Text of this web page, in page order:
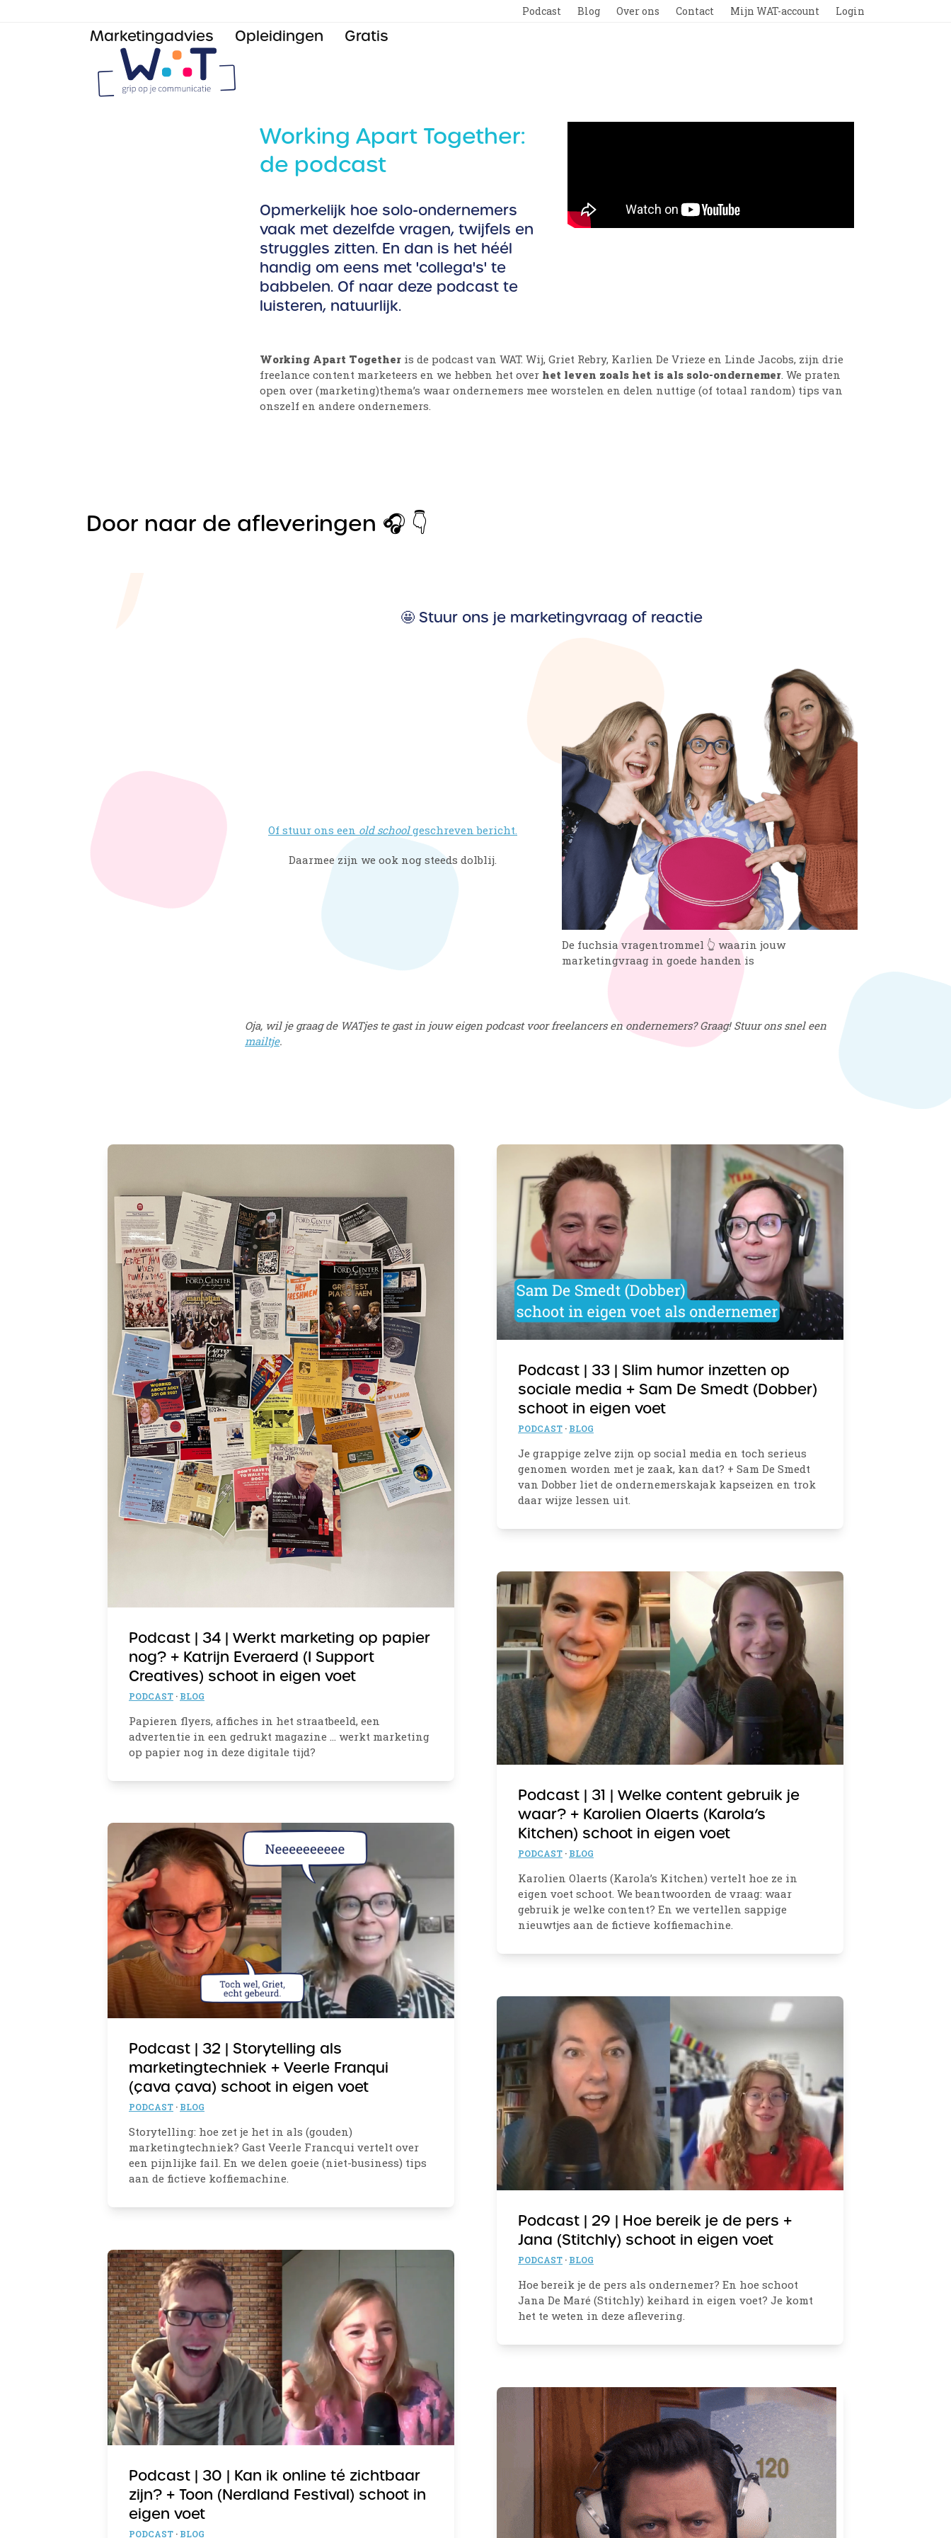
Podcast Blog Over ons Contact Mijn WAT-account Login
Marketingadvies Opleidingen Gratis
Working Apart Together:
de podcast
Opmerkelijk hoe solo-ondernemers
vaak met dezelfde vragen, twijfels en
struggles zitten. En dan is het héél
handig om eens met 'collega's' te
babbelen. Of naar deze podcast te
luisteren, natuurlijk.
Working Apart Together is de podcast van WAT. Wij, Griet Rebry, Karlien De Vrieze en Linde Jacobs, zijn drie
freelance content marketeers en we hebben het over het leven zoals het is als solo-ondernemer. We praten
open over (marketing)thema’s waar ondernemers mee worstelen en delen nuttige (of totaal random) tips van
onszelf en andere ondernemers.
Door naar de afleveringen 🎧 👇
🤩 Stuur ons je marketingvraag of reactie
Of stuur ons een old schoolgeschreven bericht.
Daarmee zijn we ook nog steeds dolblij.
De fuchsia vragentrommel 👆 waarin jouw
marketingvraag in goede handen is
Oja, wil je graag de WATjes te gast in jouw eigen podcast voor freelancers en ondernemers? Graag! Stuur ons snel een
mailtje.
Podcast | 34 | Werkt marketing op papier
nog? + Katrijn Everaerd (I Support
Creatives) schoot in eigen voet
PODCAST · BLOG
Papieren flyers, affiches in het straatbeeld, een
advertentie in een gedrukt magazine … werkt marketing
op papier nog in deze digitale tijd?
Podcast | 33 | Slim humor inzetten op
sociale media + Sam De Smedt (Dobber)
schoot in eigen voet
PODCAST · BLOG
Je grappige zelve zijn op social media en toch serieus
genomen worden met je zaak, kan dat? + Sam De Smedt
van Dobber liet de ondernemerskajak kapseizen en trok
daar wijze lessen uit.
Podcast | 32 | Storytelling als
marketingtechniek + Veerle Franqui
(çava çava) schoot in eigen voet
PODCAST · BLOG
Storytelling: hoe zet je het in als (gouden)
marketingtechniek? Gast Veerle Francqui vertelt over
een pijnlijke fail. En we delen goeie (niet-business) tips
aan de fictieve koffiemachine.
Podcast | 31 | Welke content gebruik je
waar? + Karolien Olaerts (Karola’s
Kitchen) schoot in eigen voet
PODCAST · BLOG
Karolien Olaerts (Karola’s Kitchen) vertelt hoe ze in
eigen voet schoot. We beantwoorden de vraag: waar
gebruik je welke content? En we vertellen sappige
nieuwtjes aan de fictieve koffiemachine.
Podcast | 30 | Kan ik online té zichtbaar
zijn? + Toon (Nerdland Festival) schoot in
eigen voet
PODCAST · BLOG
Podcast | 29 | Hoe bereik je de pers +
Jana (Stitchly) schoot in eigen voet
PODCAST · BLOG
Hoe bereik je de pers als ondernemer? En hoe schoot
Jana De Maré (Stitchly) keihard in eigen voet? Je komt
het te weten in deze aflevering.